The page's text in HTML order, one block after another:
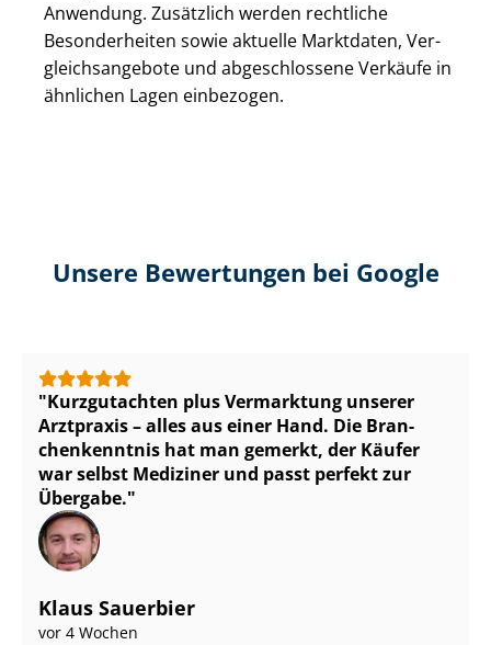
Anwendung. Zusätzlich werden rechtliche
Besonderheiten sowie aktuelle Marktdaten, Ver­
gleichs­an­ge­bo­te und abgeschlossene Verkäufe in
ähnlichen Lagen einbezogen.
Unsere Bewertungen bei Google
Kurzgutachten plus Vermarktung unserer
Arztpraxis – alles aus einer Hand. Die Bran­
chen­kennt­nis hat man gemerkt, der Käufer
war selbst Mediziner und passt perfekt zur
Übergabe.
Klaus Sauerbier
vor 4 Wochen